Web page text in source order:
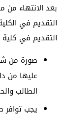
بعد الانتهاء من
التقديم في
التقديم في كلية
صورة من
عليها من
الطالب
يجب